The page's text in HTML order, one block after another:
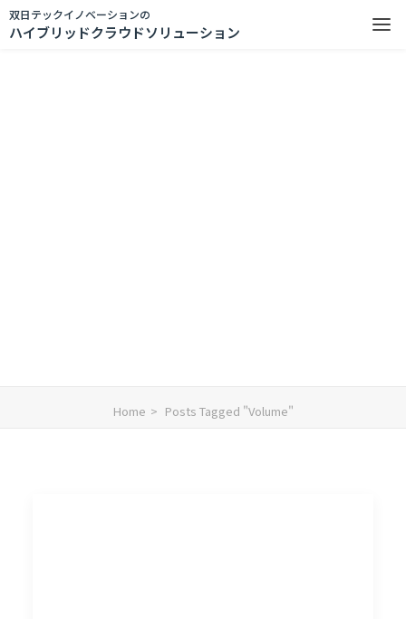
双日テックイノベーションの
ハイブリッドクラウドソリューション
Home Posts Tagged "Volume"